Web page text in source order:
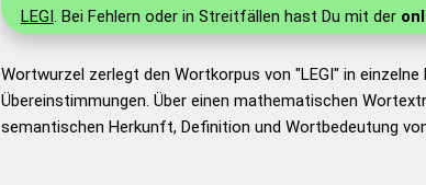
LEGI. Bei Fehlern oder in Streitfällen hast Du mit der
Wortwurzel zerlegt den Wortkorpus von "LEGI" in
Übereinstimmungen. Über einen mathematischen
semantischen Herkunft, Definition und Wortbedeutung